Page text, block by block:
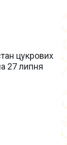
цукрових
27 липня